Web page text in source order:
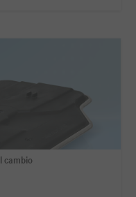
cambio